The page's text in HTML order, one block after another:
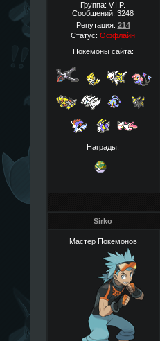
Группа: V.I.P.
Сообщений: 3248
Репутация: 214
Статус: Оффлайн
Покемоны сайта:
Награды:
Sirko
Мастер Покемонов